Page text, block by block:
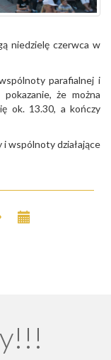
niedzielę czerwca w
parafialnej i
że można
ok. 13.30, a kończy
wspólnoty działające